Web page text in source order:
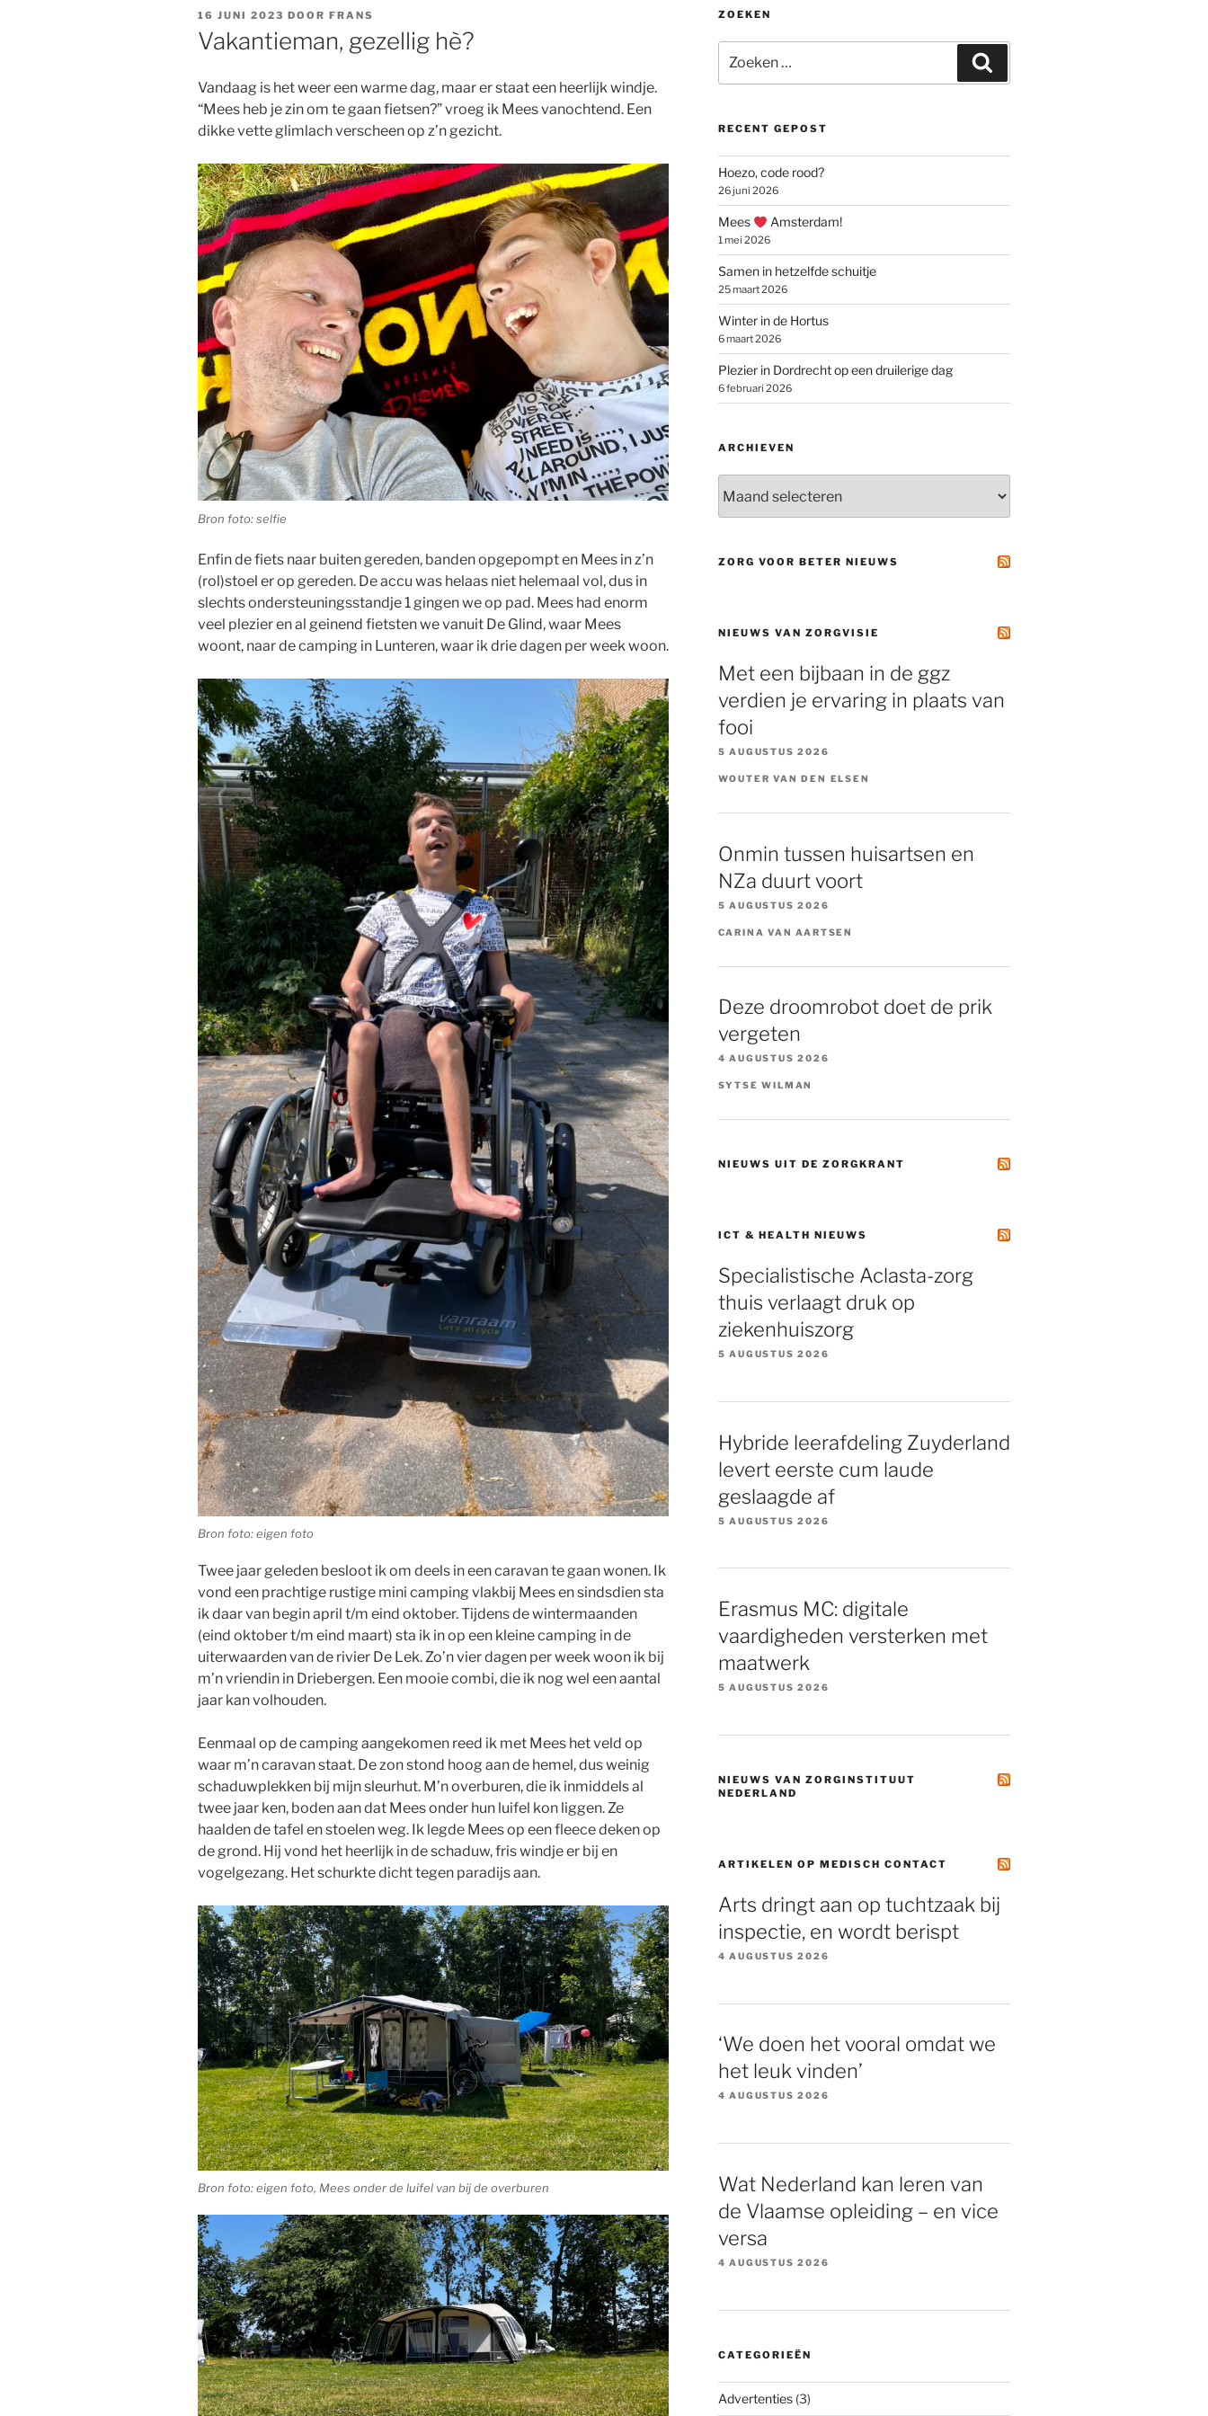
GEPLAATST
OP
16 JUNI 2023 DOOR FRANS
Vakantieman, gezellig hè?
Vandaag is het weer een warme dag, maar er staat een heerlijk windje.
“Mees heb je zin om te gaan fietsen?” vroeg ik Mees vanochtend. Een
dikke vette glimlach verscheen op z’n gezicht.
Bron foto: selfie
Enfin de fiets naar buiten gereden, banden opgepompt en Mees in z’n
(rol)stoel er op gereden. De accu was helaas niet helemaal vol, dus in
slechts ondersteuningsstandje 1 gingen we op pad. Mees had enorm
veel plezier en al geinend fietsten we vanuit De Glind, waar Mees
woont, naar de camping in Lunteren, waar ik drie dagen per week woon.
Bron foto: eigen foto
Twee jaar geleden besloot ik om deels in een caravan te gaan wonen. Ik
vond een prachtige rustige mini camping vlakbij Mees en sindsdien sta
ik daar van begin april t/m eind oktober. Tijdens de wintermaanden
(eind oktober t/m eind maart) sta ik in op een kleine camping in de
uiterwaarden van de rivier De Lek. Zo’n vier dagen per week woon ik bij
m’n vriendin in Driebergen. Een mooie combi, die ik nog wel een aantal
jaar kan volhouden.
Eenmaal op de camping aangekomen reed ik met Mees het veld op
waar m’n caravan staat. De zon stond hoog aan de hemel, dus weinig
schaduwplekken bij mijn sleurhut. M’n overburen, die ik inmiddels al
twee jaar ken, boden aan dat Mees onder hun luifel kon liggen. Ze
haalden de tafel en stoelen weg. Ik legde Mees op een fleece deken op
de grond. Hij vond het heerlijk in de schaduw, fris windje er bij en
vogelgezang. Het schurkte dicht tegen paradijs aan.
Bron foto: eigen foto, Mees onder de luifel van bij de overburen
ZOEKEN
naar:
RECENT GEPOST
Hoezo, code rood?
26 juni 2026
Mees Amsterdam!
1 mei 2026
Samen in hetzelfde schuitje
25 maart 2026
Winter in de Hortus
6 maart 2026
Plezier in Dordrecht op een druilerige dag
6 februari 2026
ARCHIEVEN
ZORG VOOR BETER NIEUWS
NIEUWS VAN ZORGVISIE
Met een bijbaan in de ggz
verdien je ervaring in plaats van
fooi
5 AUGUSTUS 2026
WOUTER VAN DEN ELSEN
Onmin tussen huisartsen en
NZa duurt voort
5 AUGUSTUS 2026
CARINA VAN AARTSEN
Deze droomrobot doet de prik
vergeten
4 AUGUSTUS 2026
SYTSE WILMAN
NIEUWS UIT DE ZORGKRANT
ICT & HEALTH NIEUWS
Specialistische Aclasta-zorg
thuis verlaagt druk op
ziekenhuiszorg
5 AUGUSTUS 2026
Hybride leerafdeling Zuyderland
levert eerste cum laude
geslaagde af
5 AUGUSTUS 2026
Erasmus MC: digitale
vaardigheden versterken met
maatwerk
5 AUGUSTUS 2026
NIEUWS VAN ZORGINSTITUUT
NEDERLAND
ARTIKELEN OP MEDISCH CONTACT
Arts dringt aan op tuchtzaak bij
inspectie, en wordt berispt
4 AUGUSTUS 2026
‘We doen het vooral omdat we
het leuk vinden’
4 AUGUSTUS 2026
Wat Nederland kan leren van
de Vlaamse opleiding – en vice
versa
4 AUGUSTUS 2026
CATEGORIEËN
Advertenties(3)